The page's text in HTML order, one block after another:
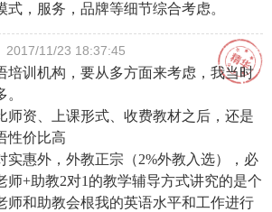
式，服务，品牌等细节综合考虑。
2017/11/23 18:37:45
培训机构，要从多方面来考虑，我当时
师资、上课形式、收费教材之后，还是
性价比高
实惠外，外教正宗（2%外教入选），必
师+助教2对1的教学辅导方式讲究的是个
师和助教会根我的英语水平和工作进行